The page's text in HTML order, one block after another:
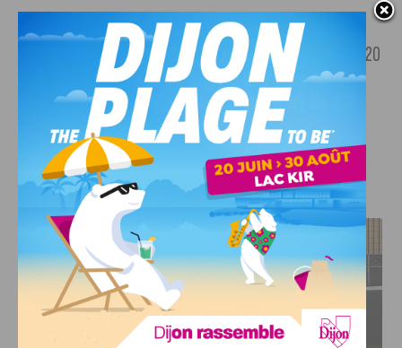
Les quatre artistes seront exposés jusqu’au 23 mars 2025.
L’accès au vernissage de ce vendredi 25 octobre, de 17 h à 20
h, est libre et gratuit.
+ d’infos sur les expositions (suivre le lien).
J'AIME LE DFCO